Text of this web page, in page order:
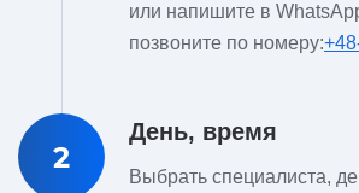
или напишите в
позвоните по номеру:
2
День, время
Выбрать специалиста,